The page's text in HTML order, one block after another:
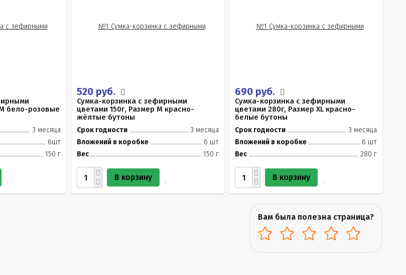
бело-розовые
3 месяца
6шт
150 г
520 руб.
Сумка-корзинка с зефирными
цветами 150г, Размер М красно-
жёлтые бутоны
Срок годности
3 месяца
Вложений в коробке
6 шт
Вес
150 г
В корзину
690 руб.
Сумка-корзинка с зефирными
цветами 280г, Размер XL красно-
белые бутоны
Срок годности
3 месяца
Вложений в коробке
6 шт
Вес
280 г
В корзину
Вам была полезна страница?